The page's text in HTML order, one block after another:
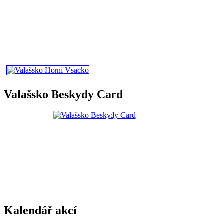
Valašsko Beskydy Card
Kalendář akcí